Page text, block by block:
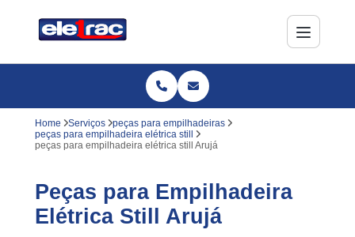
Home Serviços
peças para empilhadeiras
peças para empilhadeira elétrica still
peças para empilhadeira elétrica still Arujá
Peças para Empilhadeira
Elétrica Still Arujá